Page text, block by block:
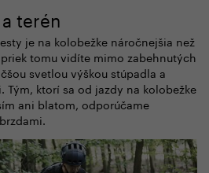
terén
je na kolobežke náročnejšia než
tomu vidíte mimo zabehnutých
svetlou výškou stúpadla a
ktorí sa od jazdy na kolobežke
ani blatom, odporúčame